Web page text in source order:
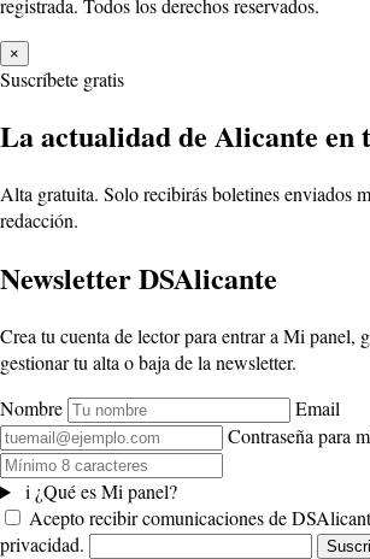
×
Suscríbete gratis
La actualidad de Alicante en
Alta gratuita. Solo recibirás boletines enviados
redacción.
Newsletter DSAlicante
Crea tu cuenta de lector para entrar a Mi panel,
gestionar tu alta o baja de la newsletter.
Nombre
Email
Contraseña para
i ¿Qué es Mi panel?
Acepto recibir comunicaciones de
privacidad.